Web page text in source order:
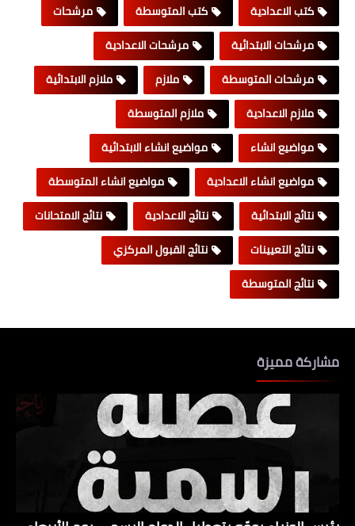
كتب الاعدادية
كتب المتوسطة
مرشحات
مرشحات الابتدائية
مرشحات الاعدادية
مرشحات المتوسطة
ملازم
ملازم الابتدائية
ملازم الاعدادية
ملازم المتوسطة
مواضيع انشاء
مواضيع انشاء الابتدائية
مواضيع انشاء الاعدادية
مواضيع انشاء المتوسطة
نتائج الابتدائية
نتائج الاعدادية
نتائج الامتحانات
نتائج التعيينات
نتائج القبول المركزي
نتائج المتوسطة
مشاركة مميزة